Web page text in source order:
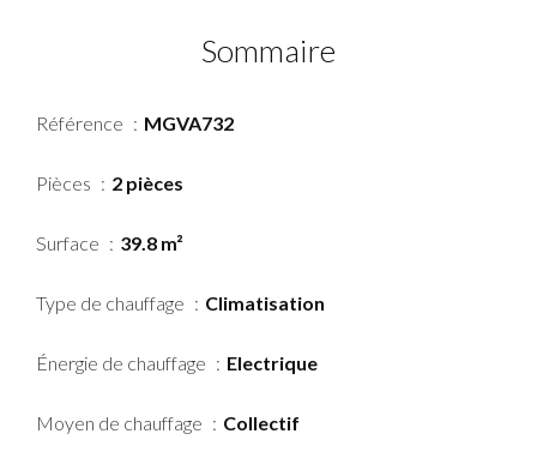
Sommaire
Référence MGVA732
Pièces 2 pièces
Surface 39.8 m²
Type de chauffage Climatisation
Énergie de chauffage Electrique
Moyen de chauffage Collectif